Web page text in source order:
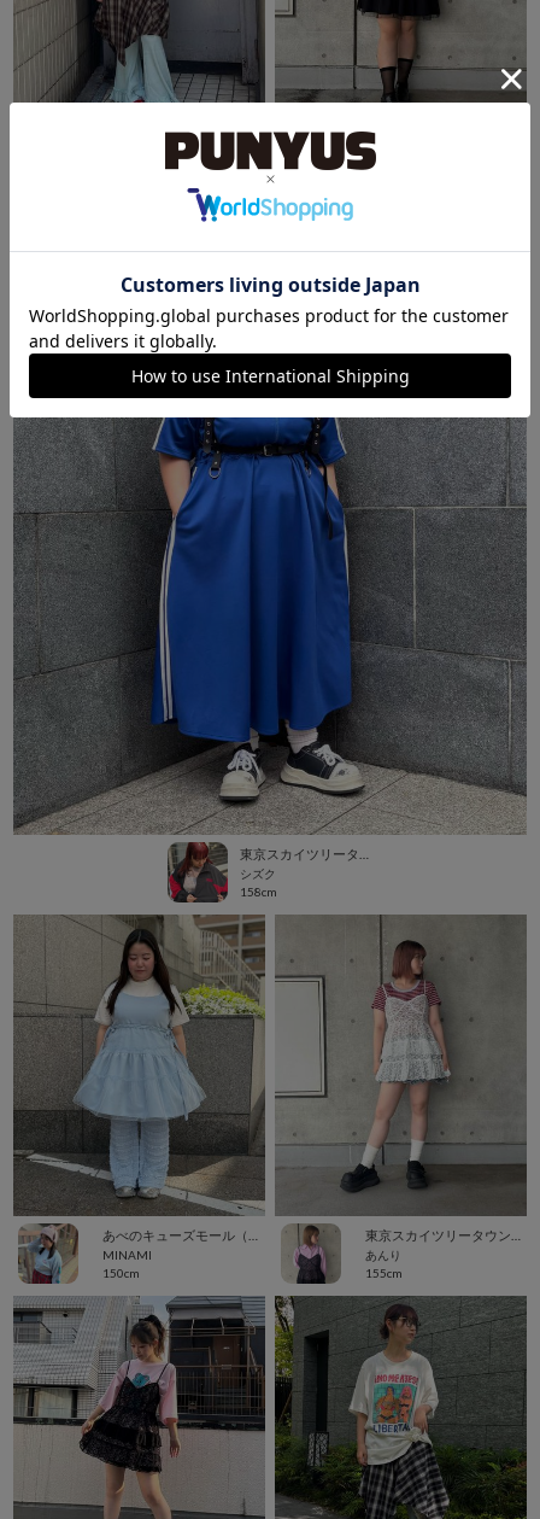
SHIBUYA109
シズク
158cm
MINAMI
150cm
あんり
155cm